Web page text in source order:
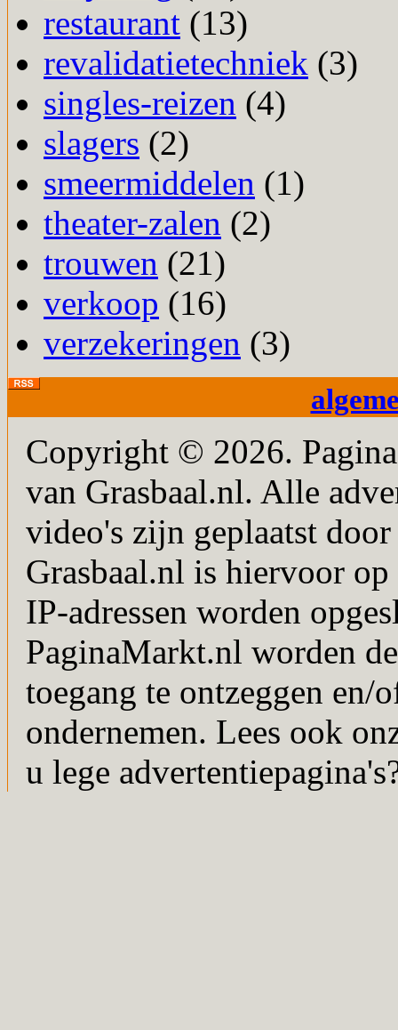
restaurant (13)
revalidatietechniek (3)
singles-reizen (4)
slagers (2)
smeermiddelen (1)
theater-zalen (2)
trouwen (21)
verkoop (16)
verzekeringen (3)
Copyright © 2026.
van Grasbaal.nl. Alle
video's zijn geplaatst
Grasbaal.nl is hiervoor
IP-adressen worden
PaginaMarkt.nl worden
toegang te ontzeggen en/
ondernemen. Lees ook
u lege